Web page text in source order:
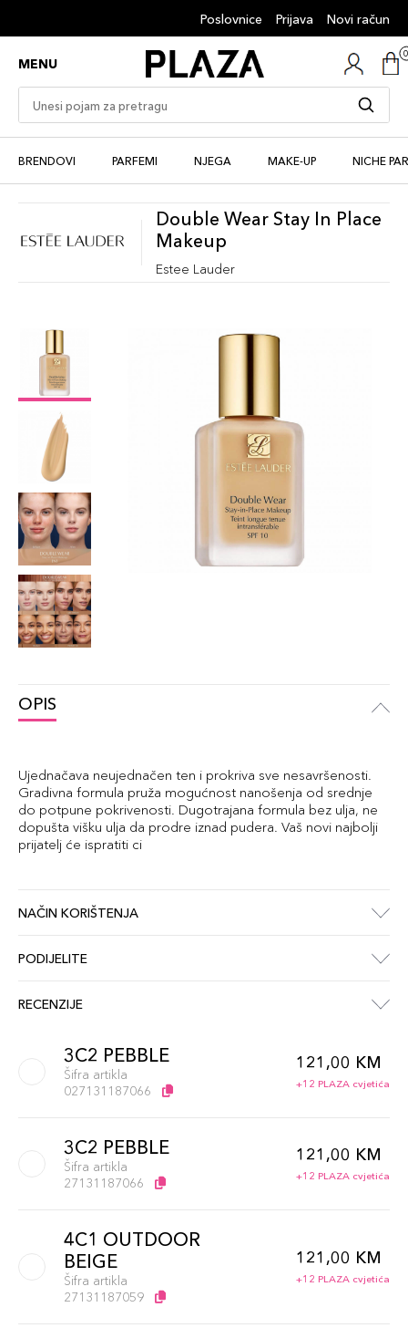
Poslovnice Prijava Novi račun
MENU
BRENDOVI PARFEMI NJEGA MAKE-UP NICHE
Double Wear Stay In Place
Makeup
Estee Lauder
OPIS
Ujednačava neujednačen ten i prokriva sve nesavršenosti.
Gradivna formula pruža mogućnost nanošenja od srednje
do potpune pokrivenosti. Dugotrajana formula bez ulja, ne
dopušta višku ulja da prodre iznad pudera. Vaš novi najbolji
prijatelj će ispratiti ci
NAČIN KORIŠTENJA
PODIJELITE
RECENZIJE
3C2 PEBBLE
Šifra artikla
027131187066
121,00 KM
+12 PLAZA cvjetića
3C2 PEBBLE
Šifra artikla
27131187066
121,00 KM
+12 PLAZA cvjetića
4C1 OUTDOOR
BEIGE
Šifra artikla
27131187059
121,00 KM
+12 PLAZA cvjetića